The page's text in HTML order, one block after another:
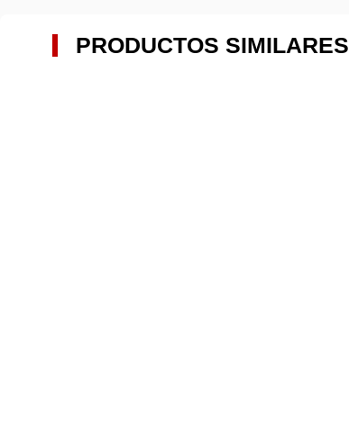
PRODUCTOS SIMILARES